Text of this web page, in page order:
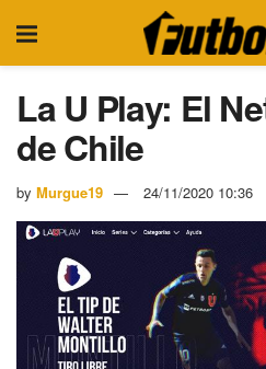
La U Play: El
de Chile
by Murgue19 24/11/2020 10:36